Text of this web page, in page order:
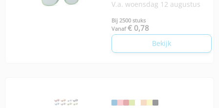
V.a. woensdag 12 augustus
Bij 2500 stuks
Vanaf € 0,78
Bekijk